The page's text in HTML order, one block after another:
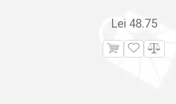
Lei 48.75